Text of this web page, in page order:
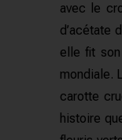
avec le
d’acétate
elle fit son
mondiale.
carotte
histoire